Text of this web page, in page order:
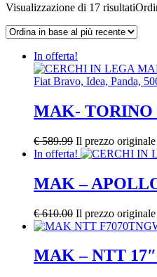
Visualizzazione di 17 risultati
In offerta!
MAK- TORINO
€589.99 Il prezzo
In offerta!
MAK –
€610.00 Il prezzo
MAK – NTT